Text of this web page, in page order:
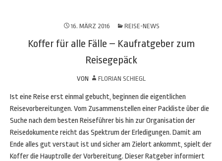
16. MÄRZ 2016 REISE-NEWS
Koffer für alle Fälle – Kaufratgeber zum
Reisegepäck
VON FLORIAN SCHIEGL
Ist eine Reise erst einmal gebucht, beginnen die eigentlichen
Reisevorbereitungen. Vom Zusammenstellen einer Packliste über die
Suche nach dem besten Reiseführer bis hin zur Organisation der
Reisedokumente reicht das Spektrum der Erledigungen. Damit am
Ende alles gut verstaut ist und sicher am Zielort ankommt, spielt der
Koffer die Hauptrolle der Vorbereitung. Dieser Ratgeber informiert